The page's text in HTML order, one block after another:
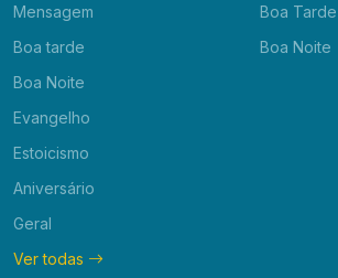
Mensagem
Boa tarde
Boa Noite
Evangelho
Estoicismo
Aniversário
Geral
Ver todas
Boa Tarde
Boa Noite